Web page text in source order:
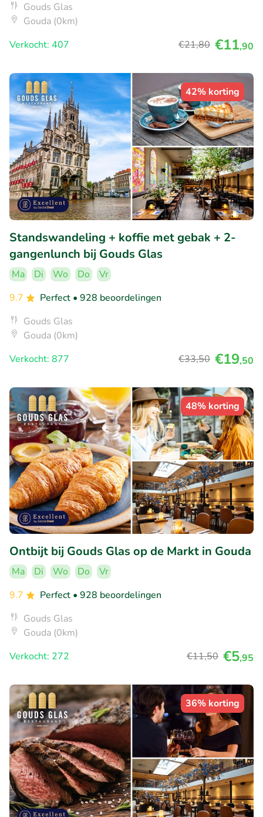
Gouds Glas
Gouda (0km)
Verkocht: 407
€21,80 €11,90
42% korting
Standswandeling + koffie met gebak + 2-
gangenlunch bij Gouds Glas
Ma Di Wo Do
Vr
9.7
Perfect • 928 beoordelingen
Gouds Glas
Gouda (0km)
Verkocht: 877
€33,50 €19,50
48% korting
Ontbijt bij Gouds Glas op de Markt in Gouda
Ma Di Wo Do
Vr
9.7
Perfect • 928 beoordelingen
Gouds Glas
Gouda (0km)
Verkocht: 272
€11,50 €5,95
36% korting